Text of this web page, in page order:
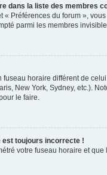
dans la liste des membres
Préférences du forum », vous
parmi les membres
fuseau horaire différent de
New York, Sydney, etc.).
le faire.
est toujours incorrecte !
votre fuseau horaire et